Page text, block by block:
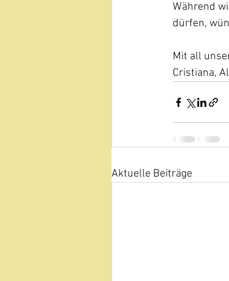
Während
dürfen,
Mit all
Cristiana,
Aktuelle Beiträge